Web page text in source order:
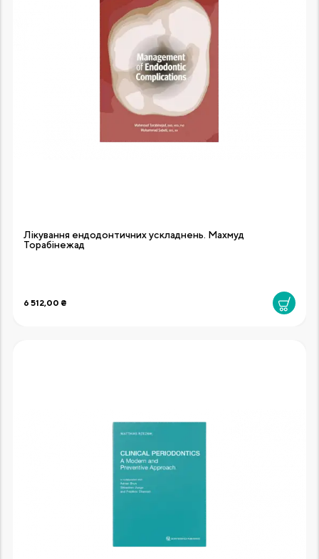
Лікування ендодонтичних ускладнень. Махмуд
Торабінежад
6 512,00 ₴